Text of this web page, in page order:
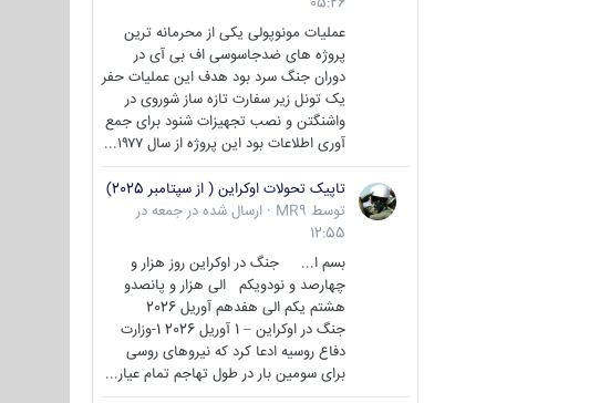
عملیات مونوپولی یکی از محرمانه ترین
پروژه های ضدجاسوسی اف بی آی در
دوران جنگ سرد بود هدف این عملیات حفر
یک تونل زیر سفارت تازه ساز شوروی در
واشنگتن و نصب تجهیزات شنود برای جمع
آوری اطلاعات بود این پروژه از سال ۱۹۷۷...
تاپیک تحولات اوکراین ( از سپتامبر 2025)
توسط MR9
· ارسال شده در جمعه در
12:55
بسم ا... جنگ در اوکراین روز هزار و
چهارصد و نودویکم الی هزار و پانصدو
هشتم یکم الی هفدهم آوریل 2026
جنگ در اوکراین – 1 آوریل 2026 1-وزارت
دفاع روسیه ادعا کرد که نیروهای روسی
برای سومین بار در طول تهاجم تمام عیار...